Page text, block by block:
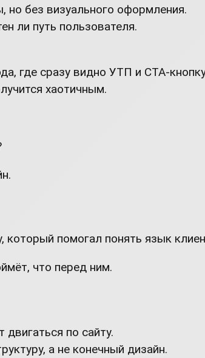
без визуального оформления.
ли путь пользователя.
где сразу видно УТП и CTA-
хаотичным.
помогал понять язык
что перед ним.
двигаться по сайту.
а не конечный дизайн.